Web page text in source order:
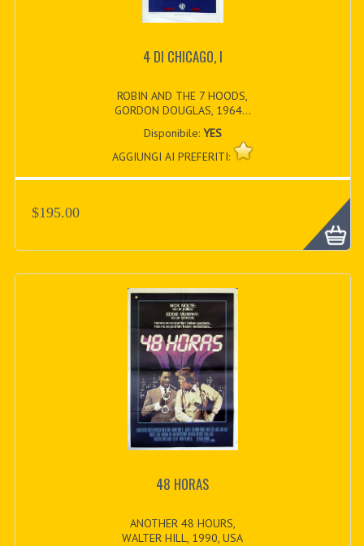
4 DI CHICAGO, I
ROBIN AND THE 7 HOODS,
GORDON DOUGLAS, 1964...
Disponibile: YES
AGGIUNGI AI PREFERITI:
$195.00
48 HORAS
ANOTHER 48 HOURS,
WALTER HILL, 1990, USA